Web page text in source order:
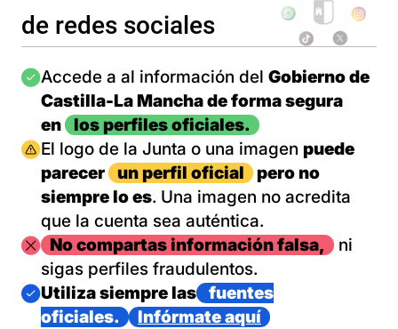
de redes sociales
Imagen
Accede a al información del Gobierno de
Castilla-La Mancha de forma segura
en
los perfiles oficiales.
Imagen
El logo de la Junta o una imagen puede
parecer
un perfil oficial
pero no
siempre lo es. Una imagen no acredita
que la cuenta sea auténtica.
ImagenNo compartas información falsa,
ni
sigas perfiles fraudulentos.
Imagen
Utiliza siempre las
fuentes
oficiales.
Infórmate aquí